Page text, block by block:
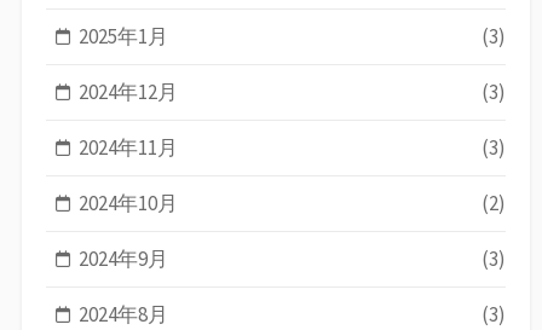
2025年1月 (3)
2024年12月 (3)
2024年11月 (3)
2024年10月 (2)
2024年9月 (3)
2024年8月 (3)